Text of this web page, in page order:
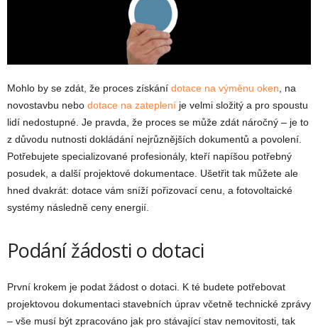
Mohlo by se zdát, že proces získání dotace na výměnu oken, na
novostavbu nebo dotace na zateplení je velmi složitý a pro spoustu
lidí nedostupné. Je pravda, že proces se může zdát náročný – je to
z důvodu nutnosti dokládání nejrůznějších dokumentů a povolení.
Potřebujete specializované profesionály, kteří napíšou potřebný
posudek, a další projektové dokumentace. Ušetřit tak můžete ale
hned dvakrát: dotace vám sníží pořizovací cenu, a fotovoltaické
systémy následně ceny energií.
Podání žádosti o dotaci
První krokem je podat žádost o dotaci. K té budete potřebovat
projektovou dokumentaci stavebních úprav včetně technické zprávy
– vše musí být zpracováno jak pro stávající stav nemovitosti, tak